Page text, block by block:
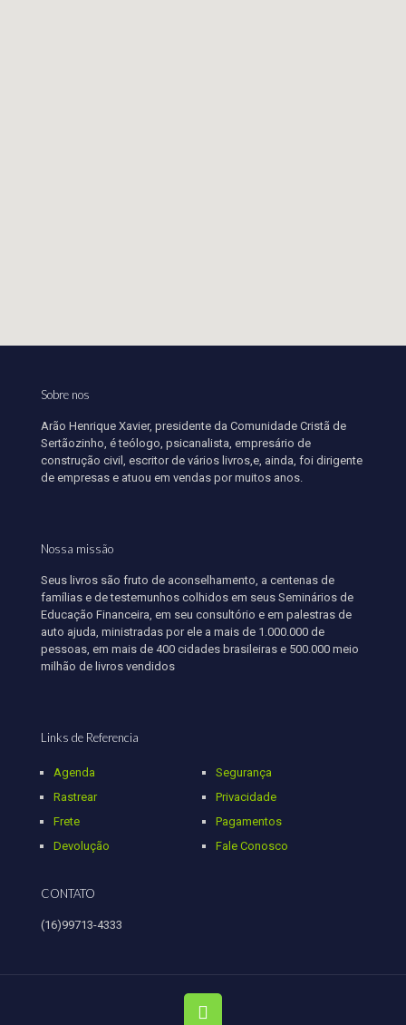
Sobre nos
Arão Henrique Xavier, presidente da Comunidade Cristã de
Sertãozinho, é teólogo, psicanalista, empresário de
construção civil, escritor de vários livros,e, ainda, foi dirigente
de empresas e atuou em vendas por muitos anos.
Nossa missão
Seus livros são fruto de aconselhamento, a centenas de
famílias e de testemunhos colhidos em seus Seminários de
Educação Financeira, em seu consultório e em palestras de
auto ajuda, ministradas por ele a mais de 1.000.000 de
pessoas, em mais de 400 cidades brasileiras e 500.000 meio
milhão de livros vendidos
Links de Referencia
Agenda
Rastrear
Frete
Devolução
Segurança
Privacidade
Pagamentos
Fale Conosco
CONTATO
(16)99713-4333